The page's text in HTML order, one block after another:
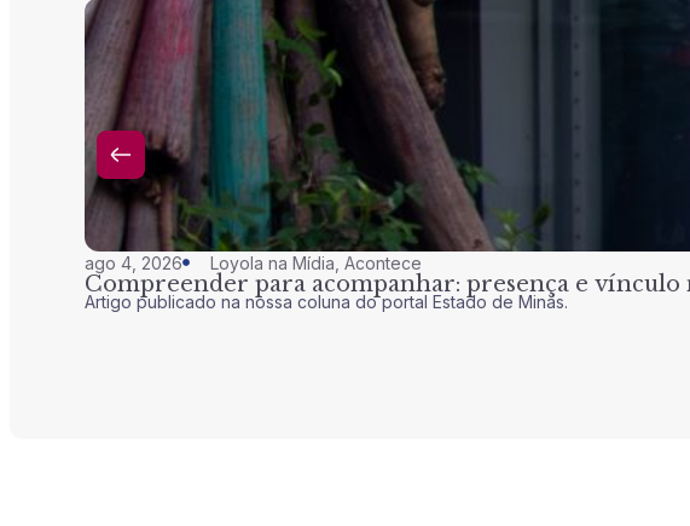
ago 4, 2026 Loyola na Mídia Acontece
Compreender para acompanhar: presença e vínculo
Artigo publicado na nossa coluna do portal Estado de Minas.